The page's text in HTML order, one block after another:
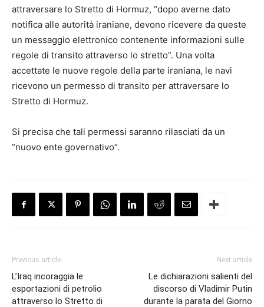
attraversare lo Stretto di Hormuz, “dopo averne dato
notifica alle autorità iraniane, devono ricevere da queste
un messaggio elettronico contenente informazioni sulle
regole di transito attraverso lo stretto”. Una volta
accettate le nuove regole della parte iraniana, le navi
ricevono un permesso di transito per attraversare lo
Stretto di Hormuz.
Si precisa che tali permessi saranno rilasciati da un
“nuovo ente governativo”.
Previous article
L’Iraq incoraggia le
esportazioni di petrolio
attraverso lo Stretto di
Next article
Le dichiarazioni salienti del
discorso di Vladimir Putin
durante la parata del Giorno